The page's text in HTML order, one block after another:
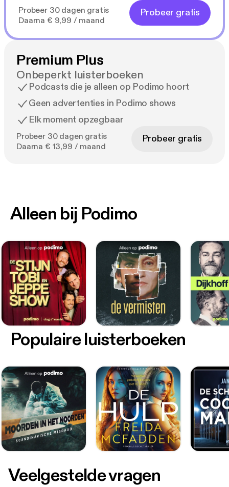
Probeer 30 dagen gratis
Daarna € 9,99 / maand
Probeer gratis
Premium Plus
Onbeperkt luisterboeken
Podcasts die je alleen op Podimo hoort
Geen advertenties in Podimo shows
Elk moment opzegbaar
Probeer 30 dagen gratis
Daarna € 13,99 / maand
Probeer gratis
Alleen bij Podimo
Populaire luisterboeken
Veelgestelde vragen